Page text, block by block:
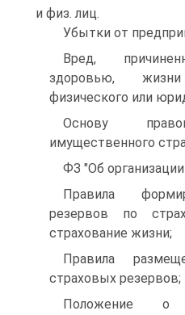
и физ. лиц.
Убытки от
Вред,
здоровью,
физического или
Основу
имущественного
ФЗ "Об
Правила
резервов по
страхование жизни;
Правила
страховых резервов;
Положение о